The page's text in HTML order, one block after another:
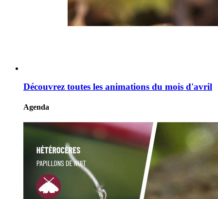
Découvrez toutes les animations du mois d'avril
Agenda